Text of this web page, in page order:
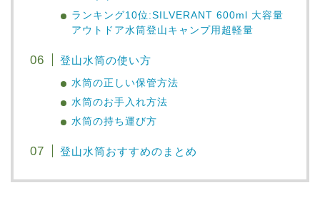
ランキング10位:SILVERANT 600ml 大容量
アウトドア水筒登山キャンプ用超軽量
登山水筒の使い方
水筒の正しい保管方法
水筒のお手入れ方法
水筒の持ち運び方
登山水筒おすすめのまとめ